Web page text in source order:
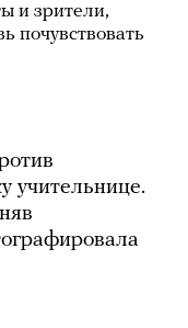
и зрители,
почувствовать
учительнице.